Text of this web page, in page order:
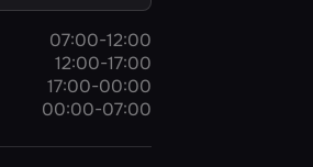
07:00-12:00
12:00-17:00
17:00-00:00
00:00-07:00